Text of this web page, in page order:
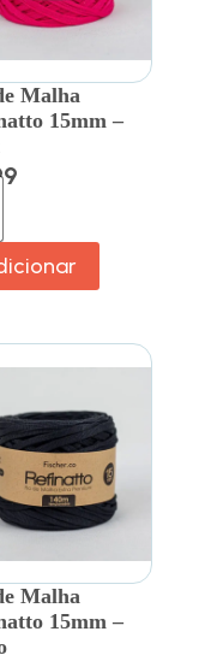
Malha
15mm –
Malha
15mm –